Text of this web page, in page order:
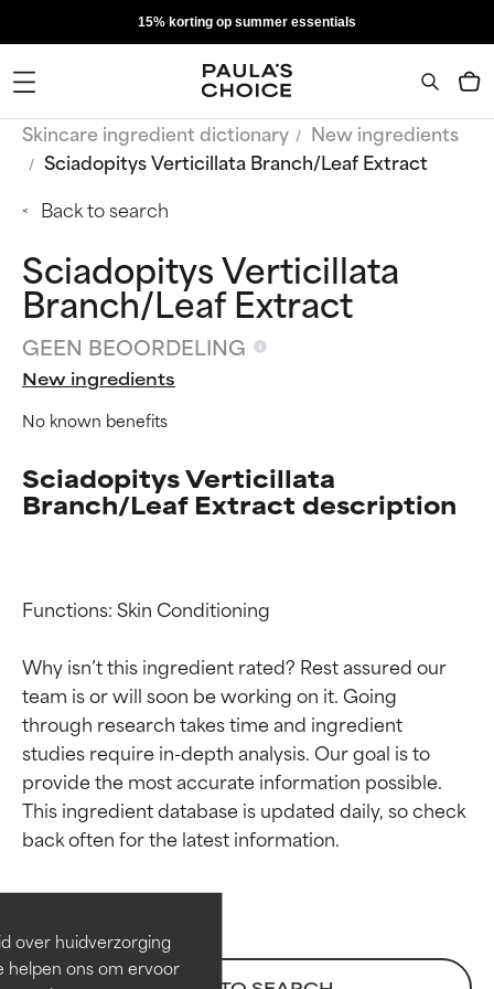
over huidverzorging
helpen ons om ervoor
15% korting op summer essentials
Skincare ingredient dictionary
New ingredients
Sciadopitys Verticillata Branch/Leaf Extract
Back to search
Sciadopitys Verticillata
Branch/Leaf Extract
GEEN BEOORDELING
New ingredients
No known benefits
Sciadopitys Verticillata
Branch/Leaf Extract description
Functions: Skin Conditioning
Why isn’t this ingredient rated? Rest assured our
team is or will soon be working on it. Going
through research takes time and ingredient
studies require in-depth analysis. Our goal is to
provide the most accurate information possible.
This ingredient database is updated daily, so check
Beoordelingen van
ingrediënten
Bewezen en ondersteund door
onafhankelijk onderzoek.
Beoordelingen van
ingrediënten
Bewezen en ondersteund door
onafhankelijk onderzoek.